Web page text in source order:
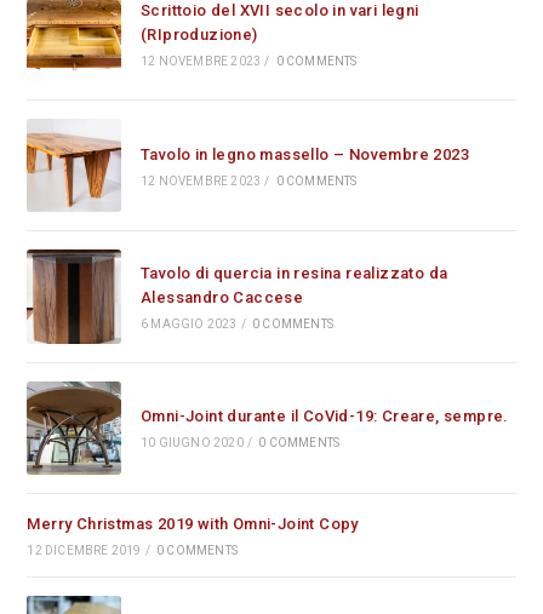
Scrittoio del XVII secolo in vari legni
(RIproduzione)
12 NOVEMBRE 2023 / 0 COMMENTS
Tavolo in legno massello – Novembre 2023
12 NOVEMBRE 2023 / 0 COMMENTS
Tavolo di quercia in resina realizzato da
Alessandro Caccese
6 MAGGIO 2023 / 0 COMMENTS
Omni-Joint durante il CoVid-19: Creare, sempre.
10 GIUGNO 2020 / 0 COMMENTS
Merry Christmas 2019 with Omni-Joint Copy
12 DICEMBRE 2019 / 0 COMMENTS